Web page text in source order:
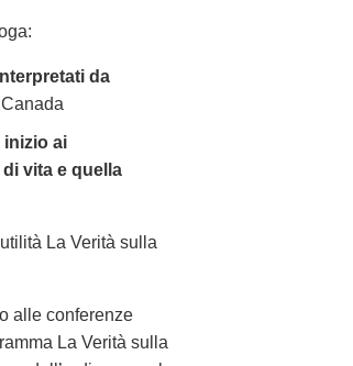
da
inizio ai
vita e quella
La Verità sulla
alle conferenze
La Verità sulla